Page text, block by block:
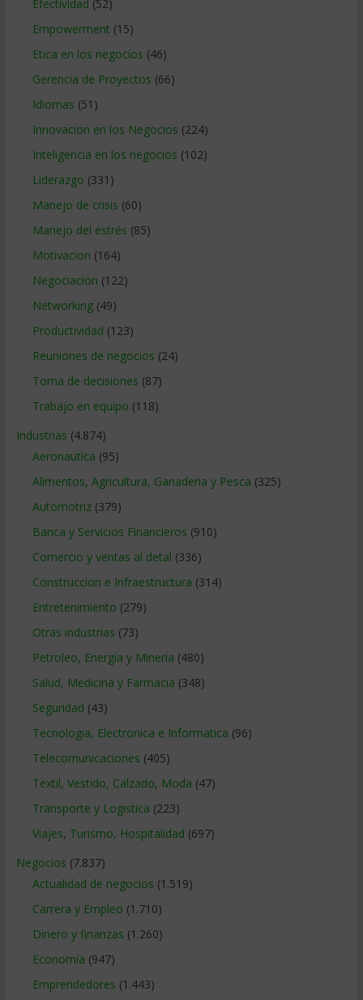
Efectividad (52)
Empowerment (15)
Etica en los negocios (46)
Gerencia de Proyectos (66)
Idiomas (51)
Innovacion en los Negocios (224)
Inteligencia en los negocios (102)
Liderazgo (331)
Manejo de crisis (60)
Manejo del estrés (85)
Motivacion (164)
Negociacion (122)
Networking(49)
Productividad (123)
Reuniones de negocios (24)
Toma de decisiones (87)
Trabajo en equipo (118)
Industrias (4.874)
Aeronautica (95)
Alimentos, Agricultura, Ganaderia y Pesca (325)
Automotriz(379)
Banca y Servicios Financieros (910)
Comercio y ventas al detal (336)
Construccion e Infraestructura (314)
Entretenimiento (279)
Otras industrias (73)
Petroleo, Energia y Mineria (480)
Salud, Medicina y Farmacia (348)
Seguridad (43)
Tecnologia, Electronica e Informatica (96)
Telecomunicaciones (405)
Textil, Vestido, Calzado, Moda (47)
Transporte y Logistica (223)
Viajes, Turismo, Hospitalidad (697)
Negocios (7.837)
Actualidad de negocios (1.519)
Carrera y Empleo (1.710)
Dinero y finanzas (1.260)
Economía (947)
Emprendedores (1.443)